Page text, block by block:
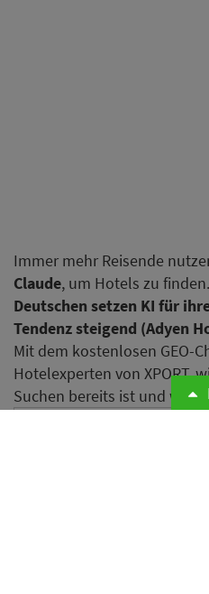
Immer mehr Reisende
Claude, um Hotels zu finden.
Deutschen setzen KI für
Tendenz steigend (Adyen
Mit dem kostenlosen GEO-
Hotelexperten von XPORT,
Suchen bereits ist und wo